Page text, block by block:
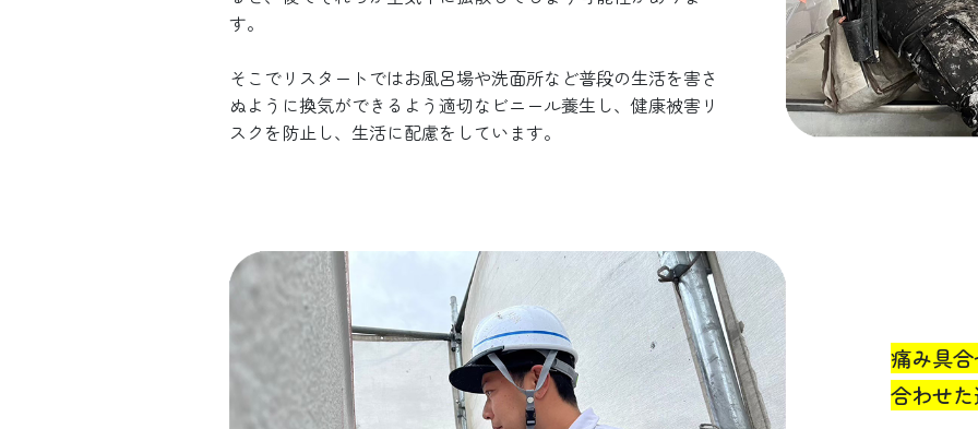
す。
そこでリスタートではお風呂場や洗面所など普段の生活を害さ
ぬように換気ができるよう適切なビニール養生し、健康被害リ
スクを防止し、生活に配慮をしています。
痛み具
合わせ